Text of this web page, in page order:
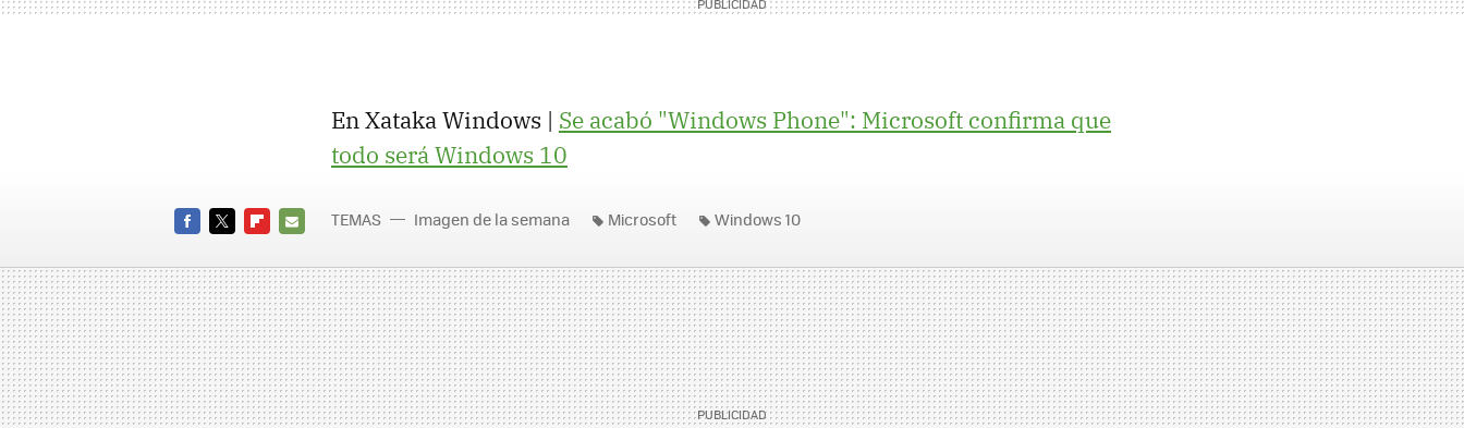
En Xataka Windows | Se acabó "Windows Phone": Microsoft confirma que
todo será Windows 10
MAIL
TEMAS Imagen de la semana Microsoft Windows 10